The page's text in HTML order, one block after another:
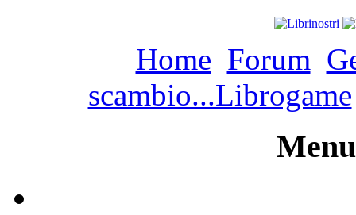
Home Forum
scambio...Librogame